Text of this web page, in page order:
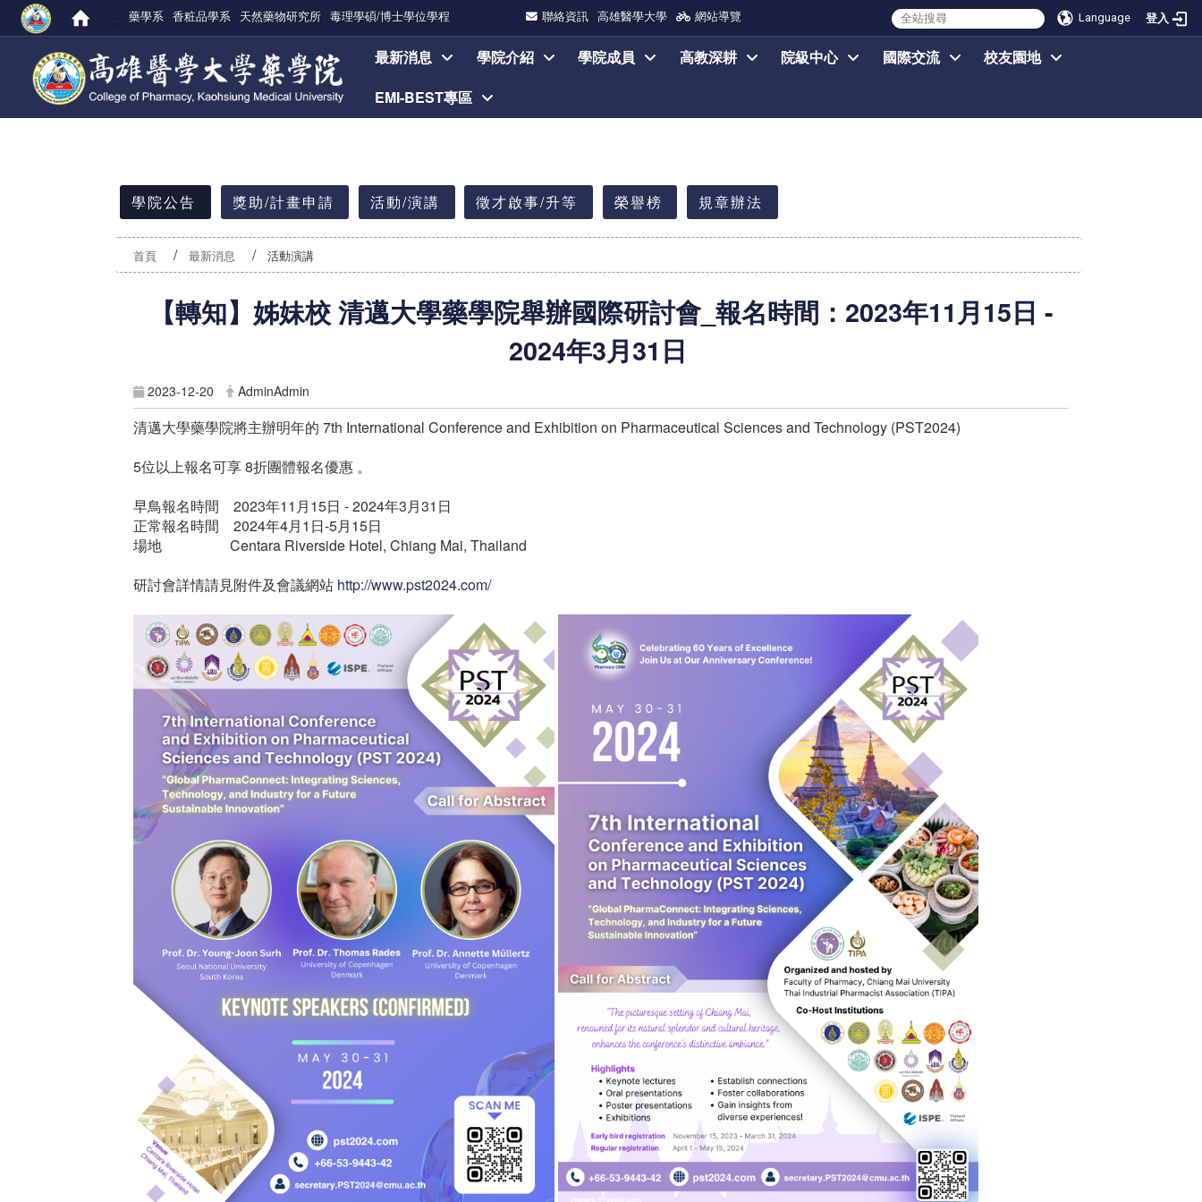
Language 登入
藥學系 香粧品學系 天然藥物研究所 毒理學碩/博士學位學程 聯絡資訊 高雄醫學大學 網站導覽
最新消息 學院介紹 學院成員 高教深耕 院級中心 國際交流
校友園地
EMI-BEST專區
學院公告
獎助/計畫申請 活動/演講 徵才啟事/升等 榮譽榜 規章辦法
首頁 最新消息 活動演講
【轉知】姊妹校 清邁大學藥學院舉辦國際研討會_報名時間：2023年11月15日 -
2024年3月31日
2023-12-20 AdminAdmin
清邁大學藥學院將主辦明年的 7th International Conference and Exhibition on Pharmaceutical Sciences and Technology (PST2024)
5位以上報名可享 8折團體報名優惠 。
早鳥報名時間 2023年11月15日 - 2024年3月31日
正常報名時間 2024年4月1日-5月15日
場地 Centara Riverside Hotel, Chiang Mai, Thailand
研討會詳情請見附件及會議網站 http://www.pst2024.com/